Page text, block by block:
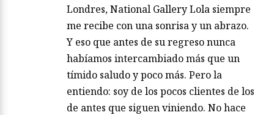
Londres, National Gallery Lola siempre
me recibe con una sonrisa y un abrazo.
Y eso que antes de su regreso nunca
habíamos intercambiado más que un
tímido saludo y poco más. Pero la
entiendo: soy de los pocos clientes de los
de antes que siguen viniendo. No hace